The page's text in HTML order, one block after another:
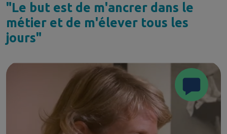
"Le but est de m'ancrer dans le
métier et de m'élever tous les
jours"